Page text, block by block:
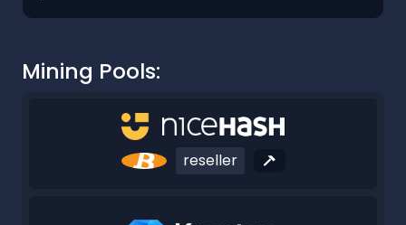
Mining Pools:
reseller